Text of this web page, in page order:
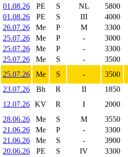
01.08.26
PE S NL 5800
01.08.26
PE S III 4000
26.07.26
Me P M 3300
25.07.26
Me P - 3000
25.07.26
Me P - 3300
25.07.26
Me S - 3500
25.07.26
Me S - 3500
23.07.26
Bh R II 1850
12.07.26
KV R I 2000
28.06.26
Me S M 3550
21.06.26
Me P - 3300
21.06.26
Me S - 3900
20.06.26
PE S IV 3300